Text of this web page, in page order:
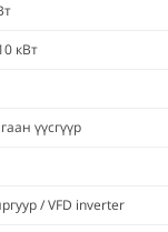
кВт
үүсгүүр
/ VFD inverter